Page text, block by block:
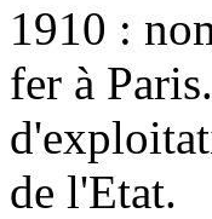
1910 :
fer à
de l'Etat.